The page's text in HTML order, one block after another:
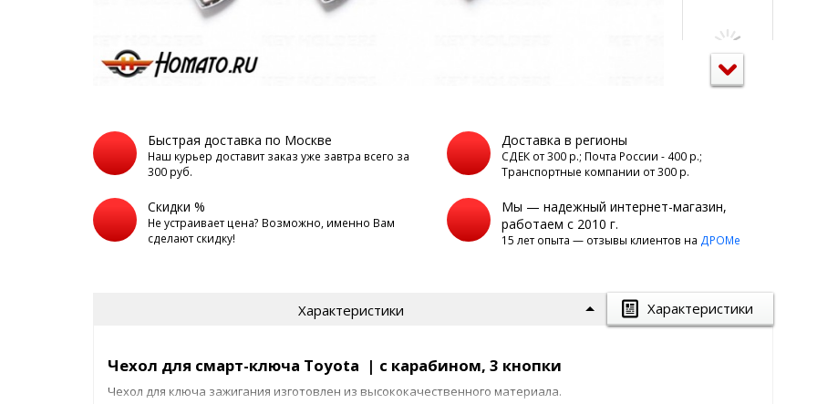
Быстрая доставка по Москве
Наш курьер доставит заказ уже завтра всего за
300 руб.
Доставка в регионы
СДЕК от 300 р.; Почта России - 400 р.;
Транспортные компании от 300 р.
Скидки %
Не устраивает цена? Возможно, именно Вам
сделают скидку!
Мы — надежный интернет-магазин,
работаем с 2010 г.
15 лет опыта — отзывы клиентов на ДРОМе
Характеристики
Характеристики
Чехол для смарт-ключа Toyota | с карабином, 3 кнопки
Чехол для ключа зажигания изготовлен из высококачественного материала.